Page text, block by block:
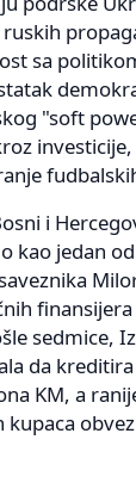
sa
"soft
i
kao jedan
sedmice,
da
KM, a
kupaca